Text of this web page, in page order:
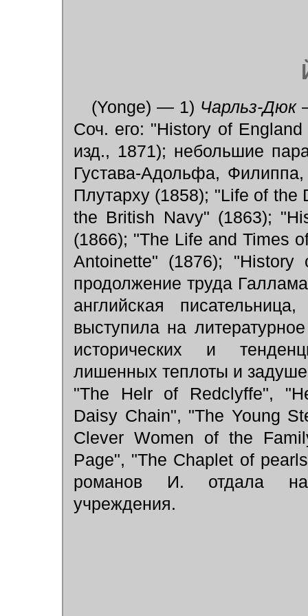
(Yonge) — 1) Чарльз-Дюк
Соч. его: "History of
изд., 1871); небольшие
Густава-Адольфа,
Плутарху (1858); "Life of the
thе British Navy" (1863);
(1866); "The Life and Times
Antoinette" (1876);
продолжение труда
английская
выступила на
исторических и
лишенных теплоты и
"The Helr of Redclyffe",
Daisy Chain", "The Young
Clever Women of the
Page", "The Chaplet of
романов И. отдала на
учреждения.